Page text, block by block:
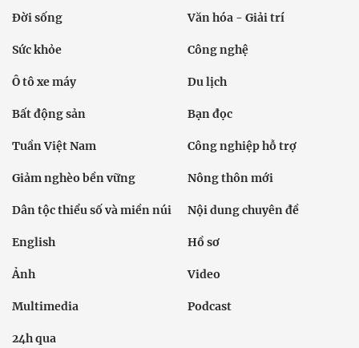
Đời sống Văn hóa - Giải trí
Sức khỏe Công nghệ
Ô tô xe máy Du lịch
Bất động sản Bạn đọc
Tuần Việt Nam Công nghiệp hỗ trợ
Giảm nghèo bền vững Nông thôn mới
Dân tộc thiểu số và miền núi Nội dung chuyên đề
English Hồ sơ
Ảnh Video
Multimedia Podcast
24h qua